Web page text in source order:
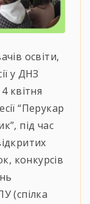
освіти,
у ДНЗ
квітня
“Перукар
під час
конкурсів
(спілка